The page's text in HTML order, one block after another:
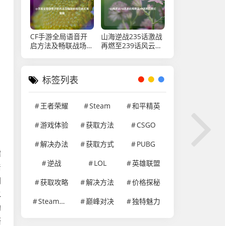
CF手游全局语音开
启方法及畅联战场沟
山海逆战235话激战
再燃至239话风云变
标签列表
王者荣耀 Steam
和平精英
游戏体验
获取方法
CSGO
解决办法
获取方式
PUBG
逆战
LOL
英雄联盟
获取攻略
解决方法
价格探秘
Steam游戏
巅峰对决 独特魅力